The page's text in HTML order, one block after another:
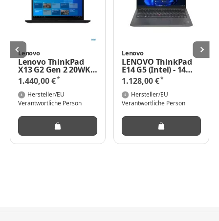
Lenovo
Lenovo ThinkPad
X13 G2 Gen 2 20WK -
Core i5 1135G7 / 2.4
GHz Win 10 Pro 64-
Bit - 8 GB RAM - 256
GB SSD TCG Opal
Encryption - 33.8 cm
(13.3") IPS 1920 x
1200 - Iris Xe
Graphics - Wi-Fi 6 -
Black - Deutsch
1.440,00 €*
Hersteller/EU
Verantwortliche Person
Lenovo
LENOVO ThinkPad
E14 G5 (Intel) - 14
inch - Intel Core i7-
1355U - 16GB RAM -
512GB SSD -
Windows 11 Pro
1.128,00 €*
Hersteller/EU
Verantwortliche Person